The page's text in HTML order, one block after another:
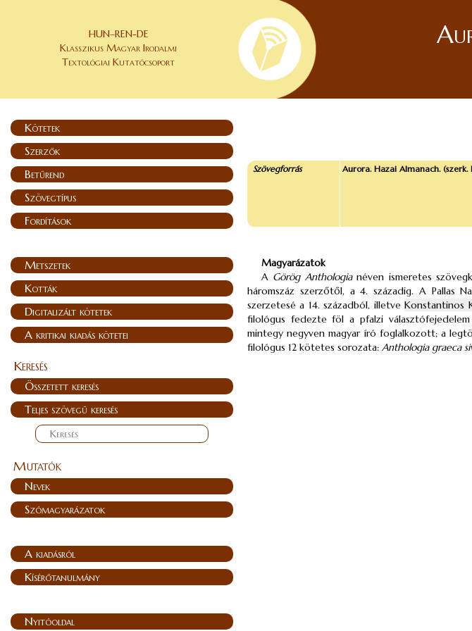
HUN–REN-DE
Klasszikus Magyar Irodalmi
Textológiai Kutatócsoport
Kötetek
Szerzők
Betűrend
Szövegtípus
Fordítások
Metszetek
Kották
Digitalizált kötetek
A kritikai kiadás kötetei
Keresés
Összetett keresés
Teljes szövegű keresés
Mutatók
Nevek
Szómagyarázatok
A kiadásról
Kísérőtanulmány
Nyitóoldal
Szövegforrás Aurora. Hazai Almanach. (szerk.
Magyarázatok
A Görög Anthologianéven ismeretes
háromszáz szerzőtől, a 4. századig. A Pallas
szerzetesé a 14. századból, illetveKonstantinos
filológus fedezte föl a pfalzi
mintegy negyven magyar író foglalkozott; a
filológus 12 kötetes sorozata: Anthologia graeca